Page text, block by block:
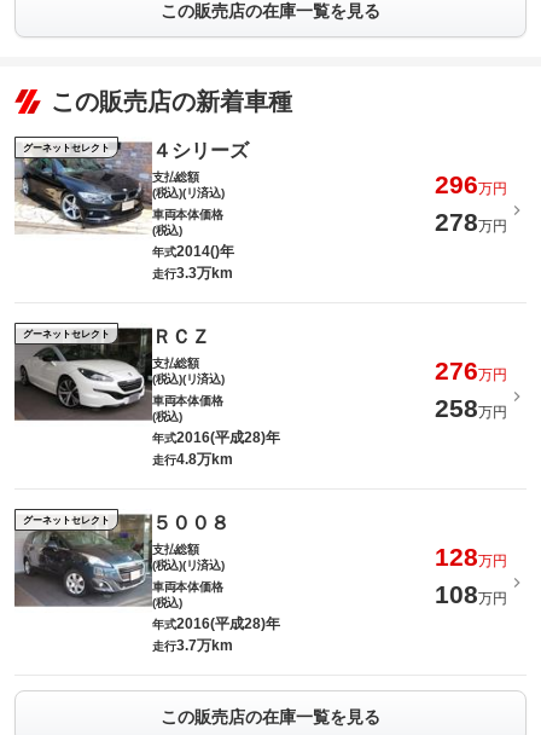
この販売店の在庫一覧を見る
この販売店の新着車種
グーネットセレクト ４シリーズ
支払総額
(税込)(リ済込)
296万円
車両本体価格
(税込)
278万円
年式2014()年
走行3.3万km
グーネットセレクト ＲＣＺ
支払総額
(税込)(リ済込)
276万円
車両本体価格
(税込)
258万円
年式2016(平成28)年
走行4.8万km
グーネットセレクト ５００８
支払総額
(税込)(リ済込)
128万円
車両本体価格
(税込)
108万円
年式2016(平成28)年
走行3.7万km
この販売店の在庫一覧を見る